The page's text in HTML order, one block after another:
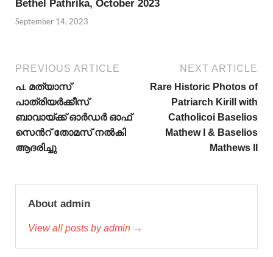
Bethel Pathrika, October 2023
September 14, 2023
PREVIOUS ARTICLE
പ. മത്യാസ്
പാത്രിയര്‍ക്കീസ്
ബാവായ്ക്ക് ഓര്‍‍ഡര്‍ ഓഫ്
സെന്‍റ് തോമസ് നല്‍കി
ആദരിച്ചു
NEXT ARTICLE
Rare Historic Photos of
Patriarch Kirill with
Catholicoi Baselios
Mathew I & Baselios
Mathews II
About admin
View all posts by admin →